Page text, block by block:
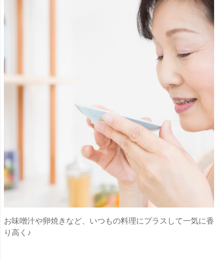
お味噌汁や卵焼きなど、いつもの料理にプラスして一気に香
り高く♪